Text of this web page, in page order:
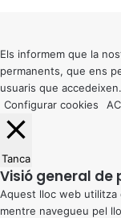
button
Els informem que la
permanents, que ens
usuaris que
Configurar cookies
Tanca
Visió general de
Aquest lloc web utilitza
mentre navegueu pel